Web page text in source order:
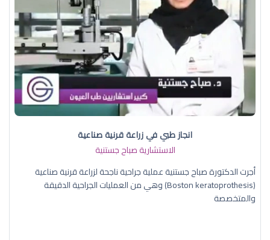
انجاز طبي في زراعة قرنية صناعية
الاستشارية صباح جستنية
أجرت الدكتورة صباح جستنية عملية جراحية ناجحة لزراعة قرنية صناعية
(Boston keratoprothesis) وهي من العمليات الجراحية الدقيقة
والمتخصصة